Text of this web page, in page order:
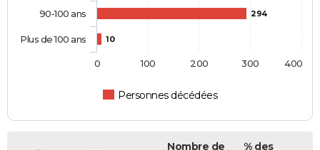
294
10
Personnes décédées
90-100 ans
Plus de 100 ans
0 100 200 300 400
Nombre de
% des